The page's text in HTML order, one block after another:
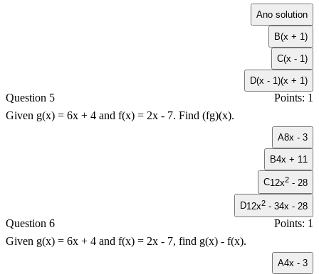
Ano solution
B(x + 1)
C(x - 1)
D(x - 1)(x + 1)
Question 5
Points: 1
Giveng(x) = 6x + 4andf(x) = 2x - 7 . Find(fg)(x)
A8x - 3
B4x + 11
C12x2 - 28
D12x2 - 34x - 28
Question 6
Points: 1
Giveng(x) = 6x + 4andf(x) = 2x - 7 , findg(x) - f(x)
A4x - 3